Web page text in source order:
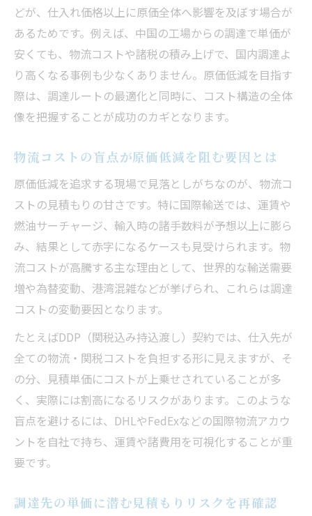
どが、仕入れ価格以上に原価全体へ影響を及ぼす場合が
あるためです。例えば、中国の工場からの調達で単価が
安くても、物流コストや諸税の積み上げで、国内調達よ
り高くなる事例も少なくありません。原価低減を目指す
際は、調達ルートの最適化と同時に、コスト構造の全体
像を把握することが成功のカギとなります。
物流コストの盲点が原価低減を阻む要因とは
原価低減を追求する現場で見落としがちなのが、物流コ
ストの見積もりの甘さです。特に国際輸送では、運賃や
燃油サーチャージ、輸入時の諸手数料が予想以上に膨ら
み、結果として赤字になるケースも見受けられます。物
流コストが高騰する主な理由として、世界的な輸送需要
増や為替変動、港湾混雑などが挙げられ、これらは調達
コストの変動要因となります。
たとえばDDP（関税込み持込渡し）契約では、仕入先が
全ての物流・関税コストを負担する形に見えますが、そ
の分、見積単価にコストが上乗せされていることが多
く、実際には割高になるリスクがあります。このような
盲点を避けるには、DHLやFedExなどの国際物流アカウ
ントを自社で持ち、運賃や諸費用を可視化することが重
要です。
調達先の単価に潜む見積もりリスクを再確認